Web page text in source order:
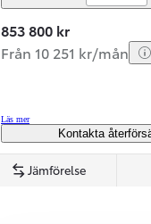
853 800 kr
Från 10 251 kr/mån
Läs mer
Kontakta
Jämförelse